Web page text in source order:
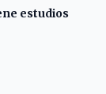
estudios